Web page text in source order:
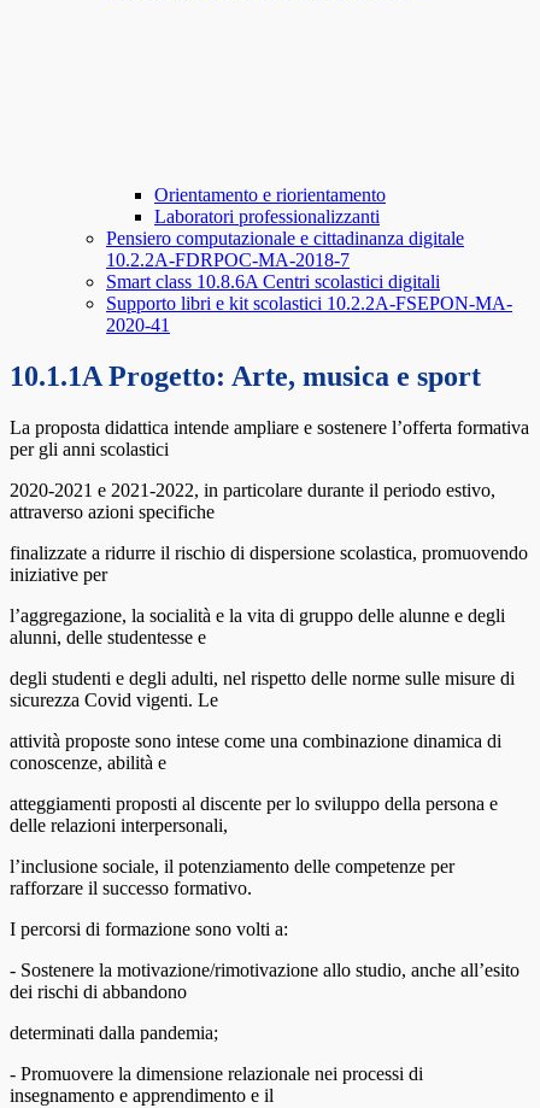
Orientamento e riorientamento
Laboratori professionalizzanti
Pensiero computazionale e cittadinanza digitale
10.2.2A-FDRPOC-MA-2018-7
Smart class 10.8.6A Centri scolastici digitali
Supporto libri e kit scolastici 10.2.2A-FSEPON-MA-
2020-41
10.1.1A Progetto: Arte, musica e sport
La proposta didattica intende ampliare e sostenere l’offerta formativa
per gli anni scolastici
2020-2021 e 2021-2022, in particolare durante il periodo estivo,
attraverso azioni specifiche
finalizzate a ridurre il rischio di dispersione scolastica, promuovendo
iniziative per
l’aggregazione, la socialità e la vita di gruppo delle alunne e degli
alunni, delle studentesse e
degli studenti e degli adulti, nel rispetto delle norme sulle misure di
sicurezza Covid vigenti. Le
attività proposte sono intese come una combinazione dinamica di
conoscenze, abilità e
atteggiamenti proposti al discente per lo sviluppo della persona e
delle relazioni interpersonali,
l’inclusione sociale, il potenziamento delle competenze per
rafforzare il successo formativo.
I percorsi di formazione sono volti a:
- Sostenere la motivazione/rimotivazione allo studio, anche all’esito
dei rischi di abbandono
determinati dalla pandemia;
- Promuovere la dimensione relazionale nei processi di
insegnamento e apprendimento e il